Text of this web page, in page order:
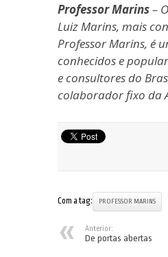
Professor Marins–
Luiz Marins, mais
Professor Marins, é
conhecidos e
e consultores do
colaborador fixo da
Com a tag: PROFESSOR MARINS
Anterior:
De portas abertas